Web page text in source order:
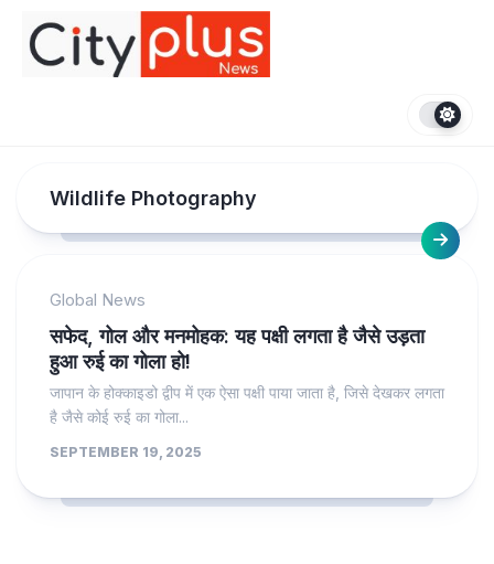
content
Wildlife Photography
Global News
सफेद, गोल और मनमोहक: यह पक्षी लगता है जैसे उड़ता
हुआ रुई का गोला हो!
जापान के होक्काइडो द्वीप में एक ऐसा पक्षी पाया जाता है, जिसे देखकर लगता
है जैसे कोई रुई का गोला...
SEPTEMBER 19, 2025